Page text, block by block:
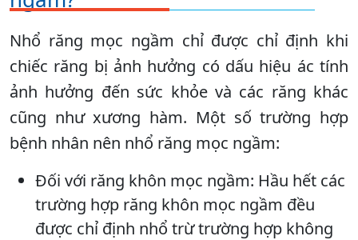
Nhổ răng mọc ngầm chỉ được chỉ định khi
chiếc răng bị ảnh hưởng có dấu hiệu ác tính
ảnh hưởng đến sức khỏe và các răng khác
cũng như xương hàm. Một số trường hợp
bệnh nhân nên nhổ răng mọc ngầm:
Đối với răng khôn mọc ngầm: Hầu hết các
trường hợp răng khôn mọc ngầm đều
được chỉ định nhổ trừ trường hợp không